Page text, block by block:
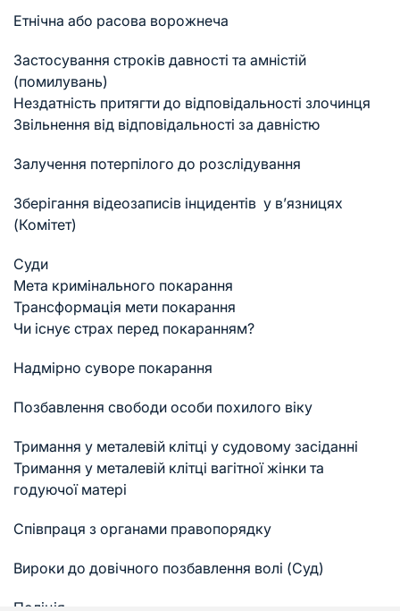
Етнічна або расова ворожнеча
Застосування строків давності та амністій
(помилувань)
Нездатність притягти до відповідальності злочинця
Звільнення від відповідальності за давністю
Залучення потерпілого до розслідування
Зберігання відеозаписів інцидентів у в’язницях
(Комітет)
Суди
Мета кримінального покарання
Трансформація мети покарання
Чи існує страх перед покаранням?
Надмірно суворе покарання
Позбавлення свободи особи похилого віку
Тримання у металевій клітці у судовому засіданні
Тримання у металевій клітці вагітної жінки та
годуючої матері
Співпраця з органами правопорядку
Вироки до довічного позбавлення волі (Суд)